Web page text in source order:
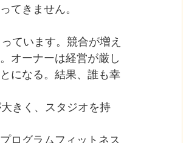
てきません。
ています。競合が増え
オーナーは経営が厳し
になる。結果、誰も幸
きく、スタジオを持
ログラムフィットネス